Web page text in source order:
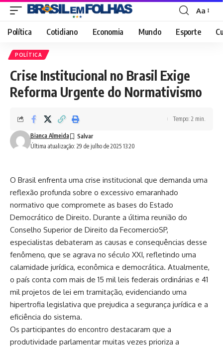
Font
Resizer
Aa
Política Cotidiano Economia Mundo Esporte
POLÍTICA
Crise Institucional no Brasil Exige
Reforma Urgente do Normativismo
Última atualização: 29 de julho de 2025 13:20
Bianca Almeida
Tempo: 2 min.
O Brasil enfrenta uma crise institucional que demanda uma
reflexão profunda sobre o excessivo emaranhado
normativo que compromete as bases do Estado
Democrático de Direito. Durante a última reunião do
Conselho Superior de Direito da FecomercioSP,
especialistas debateram as causas e consequências desse
fenômeno, que se agrava no século XXI, refletindo uma
calamidade jurídica, econômica e democrática. Atualmente,
o país conta com mais de 15 mil leis federais ordinárias e 41
mil projetos de lei em tramitação, evidenciando uma
hipertrofia legislativa que prejudica a segurança jurídica e a
eficiência do sistema.
Os participantes do encontro destacaram que a
produtividade parlamentar muitas vezes prioriza a